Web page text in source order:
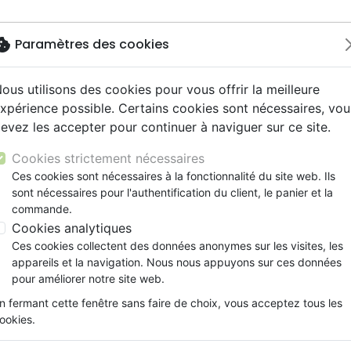
NouveautésBibles
courant
Français fondamental
Autres versions
Bibles d'étude
Nouveaux Testaments
Livres
société, politique
cadeaux
couple
Témoignages, biographies
Romans
Bandes dessinées
Prière, adoration, louange
Jeunesse
jeunes
jeunesse
méditations jeunesse
Enseignement jeunesse
Livres d'activités
CD Jeunesse
Soul
de fête
Compilations
Rap, Hip-hop
Recueils et partitions
conférences
animés
Histoires vraies,
Documentaires, reportages
cadeaux
Accessoires de Bible
Livres Méditations
: Par page :
favorite_border
Paramètres des cookies
utilisons des cookies pour vous offrir la meilleure
possible. Certains cookies sont nécessaires,
les accepter pour continuer à naviguer sur ce site.
Cookies strictement nécessaires
Ces cookies sont nécessaires à la fonctionnalité du site web. Ils
sont nécessaires pour l'authentification du client, le panier et la
commande.
Cookies analytiques
Ces cookies collectent des données anonymes sur les visites, les
appareils et la navigation. Nous nous appuyons sur ces données
pour améliorer notre site web.
fermant cette fenêtre sans faire de choix, vous acceptez tous les